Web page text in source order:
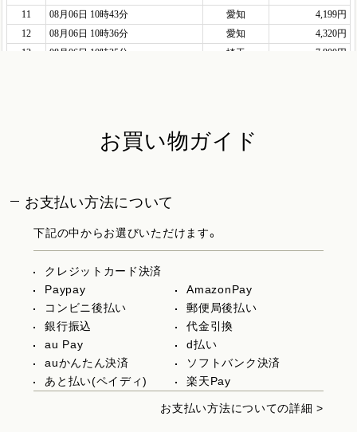
お買い物ガイド
お支払い方法について
下記の中からお選びいただけます。
クレジットカード決済
Paypay
AmazonPay
コンビニ後払い
郵便局後払い
銀行振込
代金引換
au Pay
d払い
auかんたん決済
ソフトバンク決済
あと払い(ペイディ)
楽天Pay
お支払い方法についての詳細 >